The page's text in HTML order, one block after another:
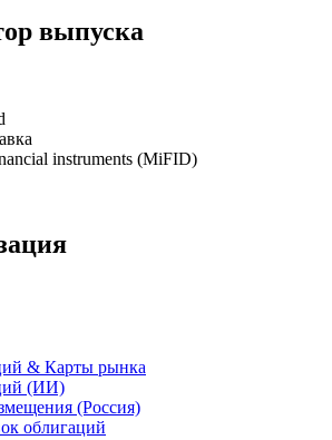
по ЦБ РФ
выпуска